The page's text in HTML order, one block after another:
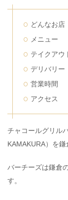
どんなお店
メニュー
テイクアウ
デリバリー
営業時間
アクセス
チャコールグリル
KAMAKURA）を鎌
バーチーズは鎌倉
す。